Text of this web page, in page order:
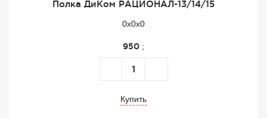
Полка ДиКом РАЦИОНАЛ-13/14/15
0x0x0
950 ;
Купить